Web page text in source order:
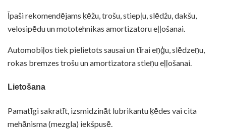
Īpaši rekomendējams ķēžu, trošu, stiepļu, slēdžu, dakšu,
velosipēdu un mototehnikas amortizatoru eļļošanai.
Automobiļos tiek pielietots sausai un tīrai eņģu, slēdzeņu,
rokas bremzes trošu un amortizatora stieņu eļļošanai.
Lietošana
Pamatīgi sakratīt, izsmidzināt lubrikantu ķēdes vai cita
mehānisma (mezgla) iekšpusē.
Drošības datu lapa